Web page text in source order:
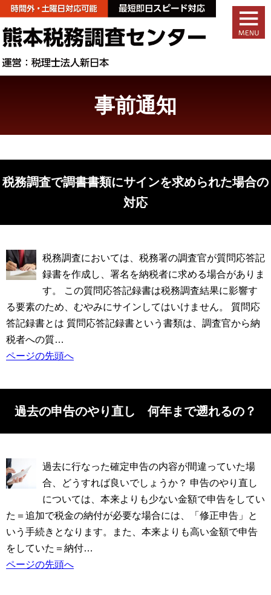
事前通知
税務調査で調書書類にサインを求められた場合の
対応
税務調査においては、税務署の調査官が質問応答記
録書を作成し、署名を納税者に求める場合がありま
す。 この質問応答記録書は税務調査結果に影響す
る要素のため、むやみにサインしてはいけません。 質問応
答記録書とは 質問応答記録書という書類は、調査官から納
税者への質…
ページの先頭へ
過去の申告のやり直し 何年まで遡れるの？
過去に行なった確定申告の内容が間違っていた場
合、どうすれば良いでしょうか？ 申告のやり直し
については、本来よりも少ない金額で申告をしてい
た＝追加で税金の納付が必要な場合には、「修正申告」と
いう手続きとなります。また、本来よりも高い金額で申告
をしていた＝納付…
ページの先頭へ